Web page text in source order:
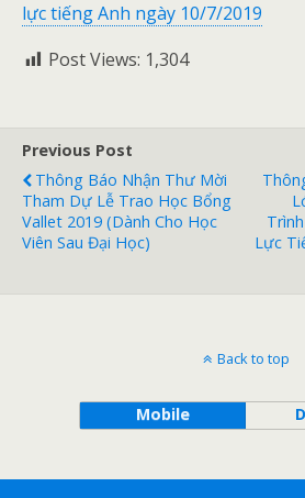
lực tiếng Anh ngày 10/7/2019
Post Views: 1,304
Previous Post
Thông Báo Nhận Thư Mời
Tham Dự Lễ Trao Học Bổng
Vallet 2019 (dành Cho Học
Viên Sau Đại Học)
Lực
Back to top
Mobile